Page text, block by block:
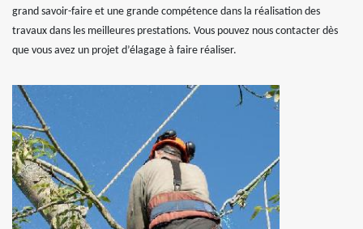
grand savoir-faire et une grande compétence dans la réalisation des
travaux dans les meilleures prestations. Vous pouvez nous contacter dès
que vous avez un projet d’élagage à faire réaliser.